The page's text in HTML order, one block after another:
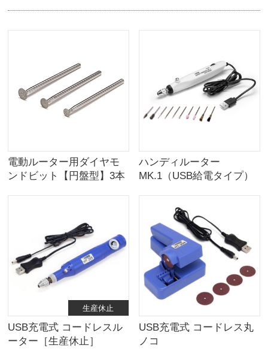
電動ルーター用ダイヤモ
ンドビット【円盤型】3本
ハンディルーター
MK.1（USB給電タイプ）
生産休止
USB充電式 コードレスル
ーター［生産休止］
USB充電式 コードレス丸
ノコ